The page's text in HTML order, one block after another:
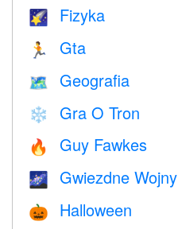
🌠 Fizyka
🏃 Gta
🗺 Geografia
❄️ Gra O Tron
🔥 Guy Fawkes
🌌 Gwiezdne Wojny
🎃 Halloween